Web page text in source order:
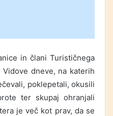
in člani Turističnega
dneve, na katerih
poklepetali, okusili
ter skupaj ohranjali
je več kot prav, da se